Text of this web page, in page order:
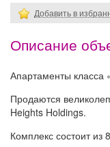
Добавить в
Описание
Апартаменты класса
Продаются
Heights Holdings.
Комплекс состоит из